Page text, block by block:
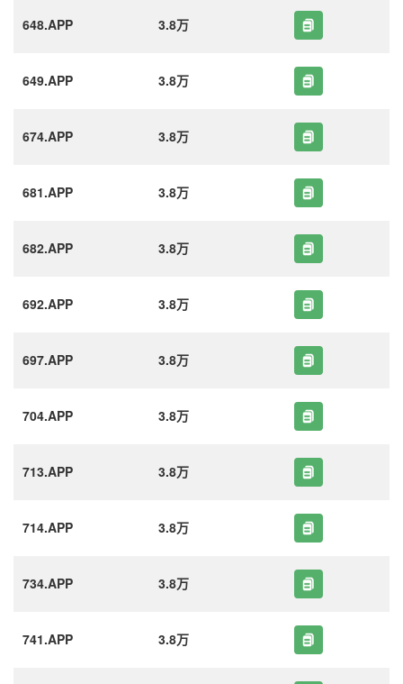
648.APP 3.8万
649.APP 3.8万
674.APP 3.8万
681.APP 3.8万
682.APP 3.8万
692.APP 3.8万
697.APP 3.8万
704.APP 3.8万
713.APP 3.8万
714.APP 3.8万
734.APP 3.8万
741.APP 3.8万